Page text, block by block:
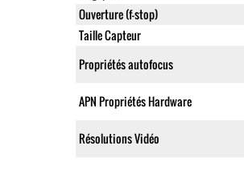
Ouverture (f-stop)
Taille Capteur
Propriétés autofocus
APN Propriétés Hardware
Résolutions Vidéo